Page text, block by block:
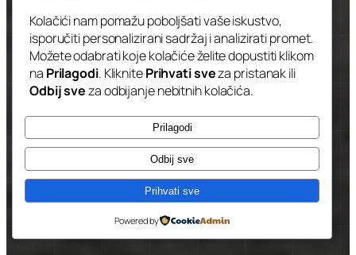
Kolačići nam pomažu poboljšati vaše iskustvo,
isporučiti personalizirani sadržaj i analizirati promet.
Možete odabrati koje kolačiće želite dopustiti klikom
na Prilagodi. KliknitePrihvati sveza pristanak ili
Odbij sveza odbijanje nebitnih kolačića.
Prilagodi
Odbij sve
Prihvati sve
Powered by